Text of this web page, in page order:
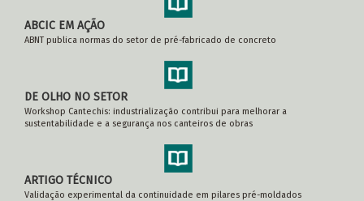
ABCIC EM AÇÃO
ABNT publica normas do setor de pré-fabricado de concreto
DE OLHO NO SETOR
Workshop Cantechis: industrialização contribui para melhorar a
sustentabilidade e a segurança nos canteiros de obras
ARTIGO TÉCNICO
Validação experimental da continuidade em pilares pré-moldados